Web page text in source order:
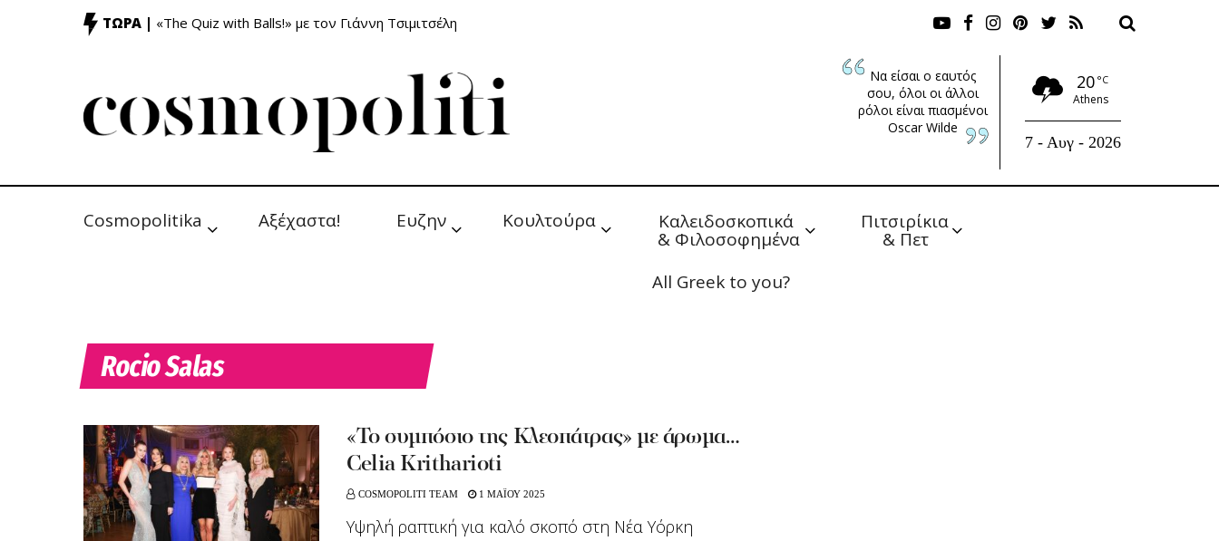
ΤΩΡΑ | «The Quiz with Balls!» με τον Γιάννη Τσιμιτσέλη
Να είσαι ο εαυτός
σου, όλοι οι άλλοι
ρόλοι είναι πιασμένοι
Oscar Wilde
20 °C
Athens
7 - Αυγ - 2026
Cosmopolitika Αξέχαστα! Ευζην Κουλτούρα Καλειδοσκοπικά
& Φιλοσοφημένα
Πιτσιρίκια
& Πετ
All Greek to you?
Rocio Salas
«Το συμπόσιο της Κλεοπάτρας» με άρωμα…
Celia Kritharioti
COSMOPOLITI TEAM 1 ΜΑΪΟΥ 2025
Υψηλή ραπτική για καλό σκοπό στη Νέα Υόρκη